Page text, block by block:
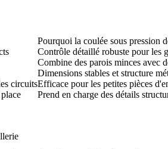
Pourquoi la coulée sous pression
Contrôle détaillé robuste pour les
Combine des parois minces avec
Dimensions stables et structure
circuitsEfficace pour les petites pièces
Prend en charge des détails